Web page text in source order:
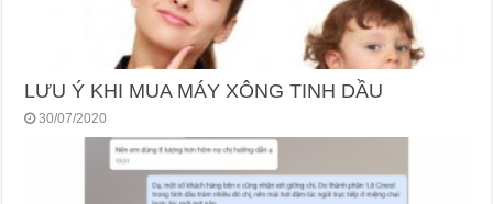
LƯU Ý KHI MUA MÁY XÔNG TINH DẦU
30/07/2020